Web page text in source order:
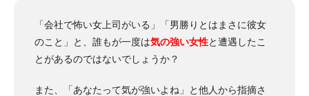
「会社で怖い女上司がいる」「男勝りとはまさに彼女
のこと」と、誰もが一度は気の強い女性と遭遇したこ
とがあるのではないでしょうか？
また、「あなたって気が強いよね」と他人から指摘さ